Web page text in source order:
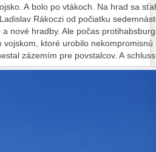
A bolo po vtákoch. Na hrad sa
Rákoczi od počiatku
nové hradby. Ale počas
vojskom, ktoré urobilo
zázemím pre povstalcov. A